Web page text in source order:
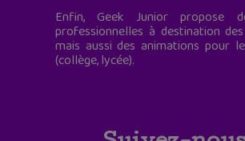
Enfin, Geek Junior propose
professionnelles à destination
mais aussi des animations pour
(collège, lycée).